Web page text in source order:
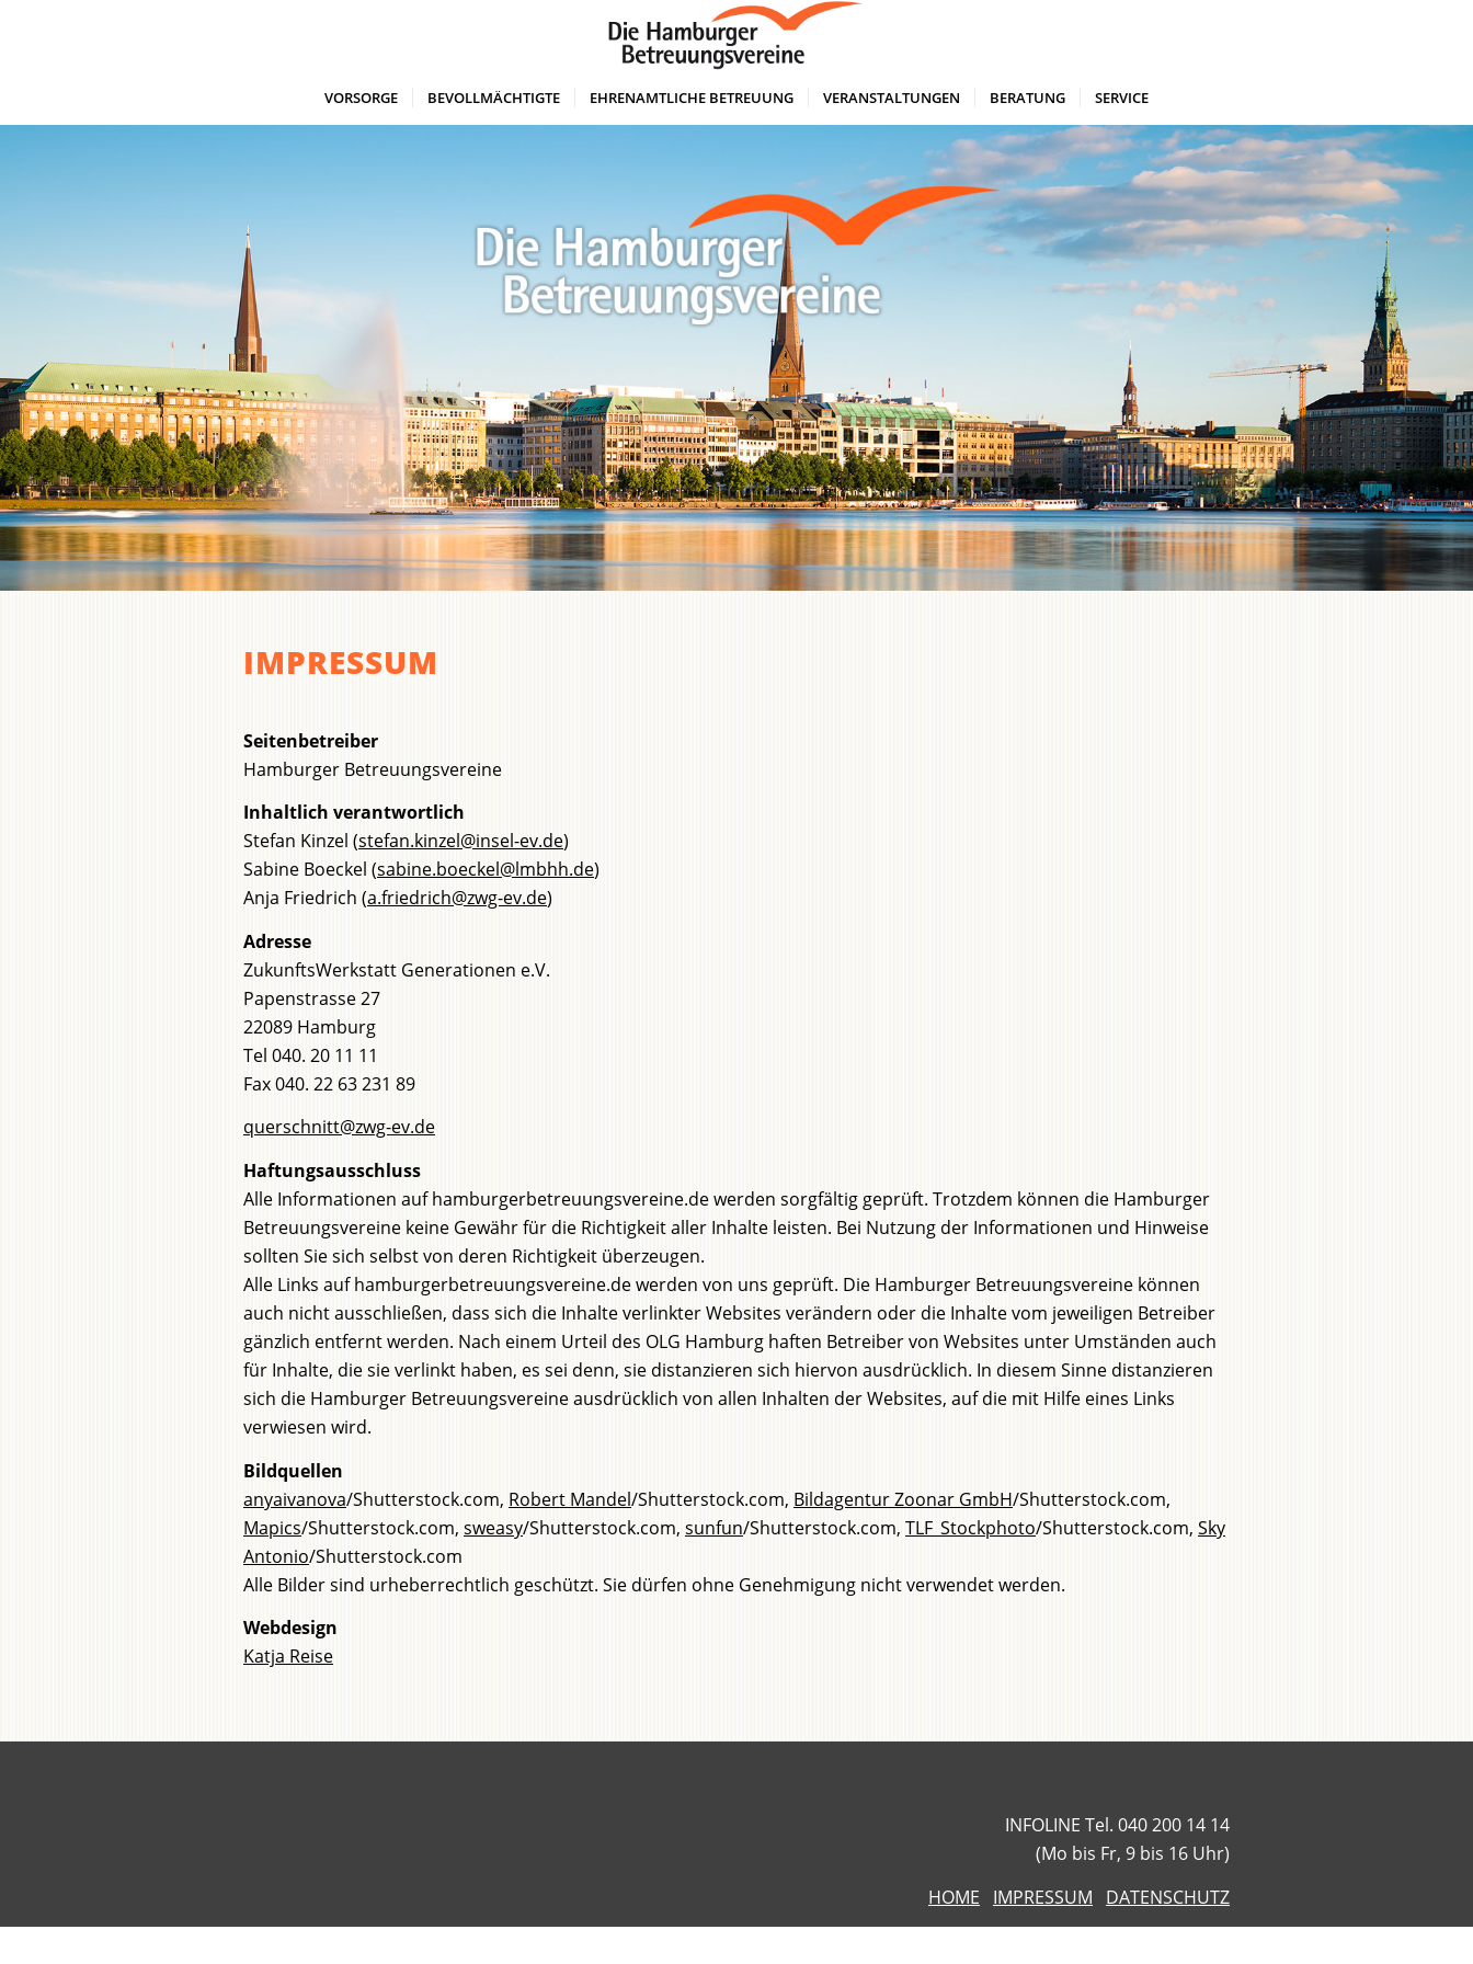
VORSORGE BEVOLLMÄCHTIGTE EHRENAMTLICHE BETREUUNG VERANSTALTUNGEN BERATUNG SERVICE
IMPRESSUM
Seitenbetreiber
Hamburger Betreuungsvereine
Inhaltlich verantwortlich
Stefan Kinzel (stefan.kinzel@insel-ev.de)
Sabine Boeckel (sabine.boeckel@lmbhh.de)
Anja Friedrich (a.friedrich@zwg-ev.de)
Adresse
ZukunftsWerkstatt Generationen e.V.
Papenstrasse 27
22089 Hamburg
Tel 040. 20 11 11
Fax 040. 22 63 231 89
querschnitt@zwg-ev.de
Haftungsausschluss
Alle Informationen auf hamburgerbetreuungsvereine.de werden sorgfältig geprüft. Trotzdem können die Hamburger
Betreuungsvereine keine Gewähr für die Richtigkeit aller Inhalte leisten. Bei Nutzung der Informationen und Hinweise
sollten Sie sich selbst von deren Richtigkeit überzeugen.
Alle Links auf hamburgerbetreuungsvereine.de werden von uns geprüft. Die Hamburger Betreuungsvereine können
auch nicht ausschließen, dass sich die Inhalte verlinkter Websites verändern oder die Inhalte vom jeweiligen Betreiber
gänzlich entfernt werden. Nach einem Urteil des OLG Hamburg haften Betreiber von Websites unter Umständen auch
für Inhalte, die sie verlinkt haben, es sei denn, sie distanzieren sich hiervon ausdrücklich. In diesem Sinne distanzieren
sich die Hamburger Betreuungsvereine ausdrücklich von allen Inhalten der Websites, auf die mit Hilfe eines Links
verwiesen wird.
Bildquellen
anyaivanova/Shutterstock.com, Robert Mandel/Shutterstock.com, Bildagentur Zoonar GmbH/Shutterstock.com,
Mapics/Shutterstock.com, sweasy/Shutterstock.com, sunfun/Shutterstock.com, TLF_Stockphoto/Shutterstock.com, Sky
Antonio/Shutterstock.com
Alle Bilder sind urheberrechtlich geschützt. Sie dürfen ohne Genehmigung nicht verwendet werden.
Webdesign
Katja Reise
INFOLINE Tel. 040 200 14 14
(Mo bis Fr, 9 bis 16 Uhr)
HOME
IMPRESSUM DATENSCHUTZ